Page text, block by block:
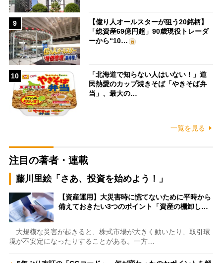
9
【億り人オールスターが狙う20銘柄】
「総資産69億円超」90歳現役トレーダ
ーから“10…
10
「北海道で知らない人はいない！」道
民熱愛のカップ焼きそば「やきそば弁
当」、最大の…
一覧を見る
注目の著者・連載
藤川里絵「さあ、投資を始めよう！」
【資産運用】大災害時に慌てないために平時から
備えておきたい3つのポイント「資産の棚卸し…
大規模な災害が起きると、株式市場が大きく動いたり、取引環
境が不安定になったりすることがある。一方…